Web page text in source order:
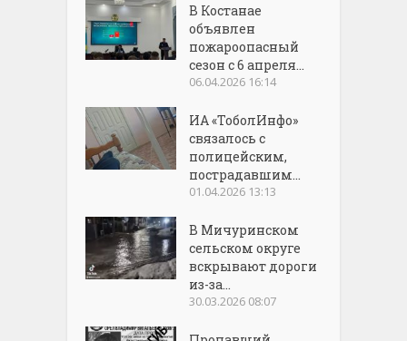
В Костанае
объявлен
пожароопасный
сезон с 6 апреля...
06.04.2026 16:14
ИА «ТоболИнфо»
связалось с
полицейским,
пострадавшим...
01.04.2026 13:13
В Мичуринском
сельском округе
вскрывают дороги
из-за...
30.03.2026 08:07